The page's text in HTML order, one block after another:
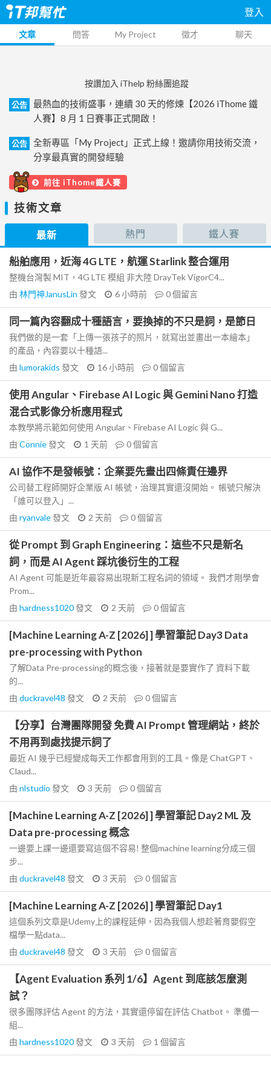
登入
文章 問答 My Project 徵才 聊天
按讚加入 iThelp 粉絲團追蹤
公告
最熱血的技術盛事，連續 30 天的修煉【2026 iThome 鐵
人賽】8 月 1 日賽事正式開啟！
公告
全新專區「My Project」正式上線！邀請你用技術交流，
分享最真實的開發經驗
前往 iThome鐵人賽
技術文章
最新 熱門 鐵人賽
船舶應用，近海 4G LTE，航運 Starlink 整合運用
整機台灣製 MIT，4G LTE 模組 非大陸 DrayTek VigorC4...
由 林門神JanusLin 發文 6 小時前 0個留言
同一篇內容翻成十種語言，要換掉的不只是詞，是節日
我們做的是一套「上傳一張孩子的照片，就寫出並畫出一本繪本」
的產品，內容要以十種語...
由 lumorakids 發文 16 小時前 0個留言
使用 Angular、Firebase AI Logic 與 Gemini Nano 打造
混合式影像分析應用程式
本教學將示範如何使用 Angular、Firebase AI Logic 與 G...
由 Connie發文 1 天前 0個留言
AI 協作不是發帳號：企業要先畫出四條責任邊界
公司替工程師開好企業版 AI 帳號，治理其實還沒開始。 帳號只解決
「誰可以登入」...
由 ryanvale發文 2 天前 0個留言
從 Prompt 到 Graph Engineering：這些不只是新名
詞，而是 AI Agent 踩坑後衍生的工程
AI Agent 可能是近年最容易出現新工程名詞的領域。 我們才剛學會
Prom...
由 hardness1020發文 2 天前 0個留言
[Machine Learning A-Z [2026] ] 學習筆記 Day3 Data
pre-processing with Python
了解Data Pre-processing的概念後，接著就是要實作了 資料下載
的...
由 duckravel48 發文 2 天前 0個留言
【分享】台灣團隊開發 免費 AI Prompt 管理網站，終於
不用再到處找提示詞了
最近 AI 幾乎已經變成每天工作都會用到的工具。像是 ChatGPT、
Claud...
由 nlstudio 發文 3 天前 0個留言
[Machine Learning A-Z [2026] ] 學習筆記 Day2 ML 及
Data pre-processing 概念
一邊要上課一邊還要寫這個不容易! 整個machine learning分成三個
步...
由 duckravel48 發文 3 天前 0個留言
[Machine Learning A-Z [2026] ] 學習筆記 Day1
這個系列文章是Udemy上的課程延伸，因為我個人想趁著育嬰假空
檔學一點data...
由 duckravel48 發文 3 天前 0個留言
【Agent Evaluation 系列 1/6】Agent 到底該怎麼測
試？
很多團隊評估 Agent 的方法，其實還停留在評估 Chatbot。 準備一
組...
由 hardness1020發文 3 天前 1 個留言